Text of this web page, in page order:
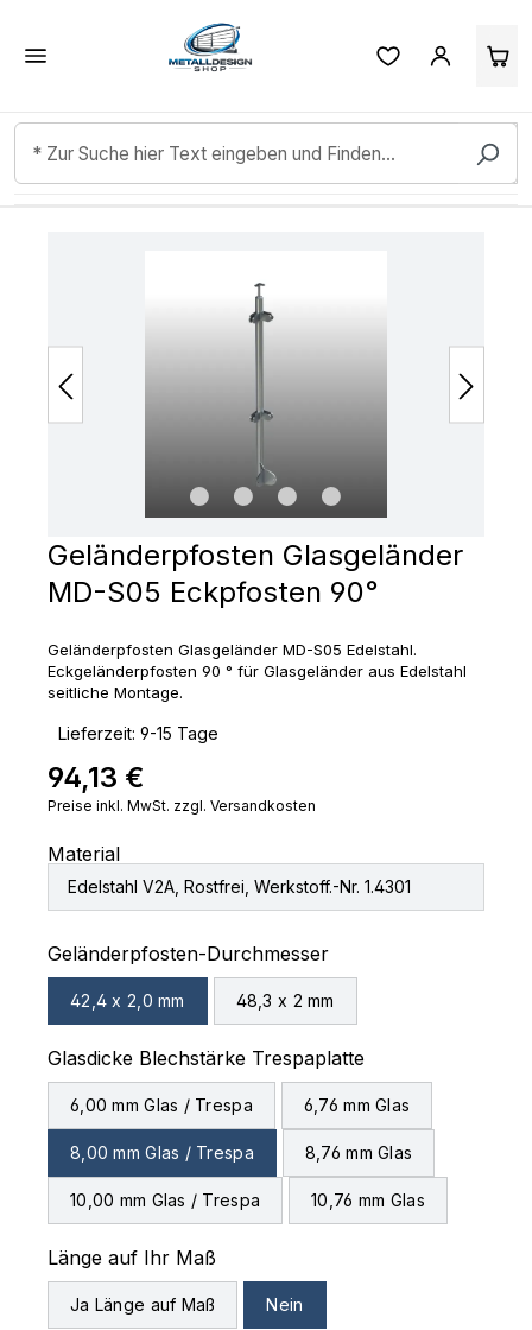
Zum Hauptinhalt springen
Geländerpfosten Glasgeländer
MD-S05 Eckpfosten 90°
Geländerpfosten Glasgeländer MD-S05 Edelstahl.
Eckgeländerpfosten 90 ° für Glasgeländer aus Edelstahl
seitliche Montage.
Lieferzeit: 9-15 Tage
Regulärer Preis:
94,13 €
Preise inkl. MwSt. zzgl. Versandkosten
Material
Edelstahl V2A, Rostfrei, Werkstoff.-Nr. 1.4301
Geländerpfosten-Durchmesserauswählen
42,4 x 2,0 mm 48,3 x 2 mm
Glasdicke Blechstärke Trespaplatteauswählen
6,00 mm Glas / Trespa 6,76 mm Glas
8,00 mm Glas / Trespa 8,76 mm Glas
10,00 mm Glas / Trespa 10,76 mm Glas
Länge auf Ihr Maß
Ja Länge auf Maß Nein